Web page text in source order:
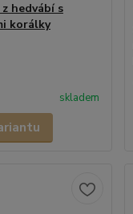
hedvábí s
korálky
skladem